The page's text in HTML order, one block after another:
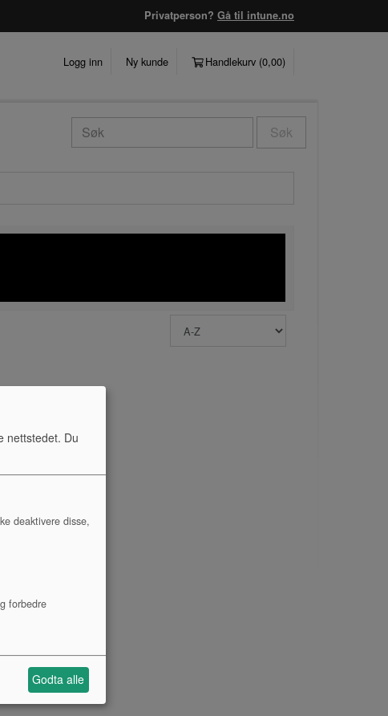
Privatperson? Gå til intune.no
Logg inn Ny kunde Handlekurv (0,00)
Søk
nettstedet. Du
deaktivere disse,
forbedre
Godta alle